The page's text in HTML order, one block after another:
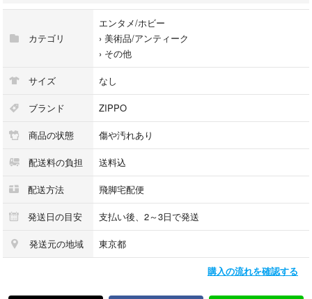
□□□ 状態ランクについて □□□
【S】 未使用品（展示品など）
【A】 傷汚れが少なく状態の良い商品
【B】 程よい使用感や多少の傷、汚れはあるが程度良好の商品
【C】 使用感の他、目立つ傷や汚れが見れる商品
【D】 かなり大きな痛みがある難あり商品
※記載させていただきました状態説明・ランクは、あくまで弊社基準にて
判断したものとなります。
その為、個人差による主観の差が生じる場合も御座いますので、あらかじ
pleasure（株式会社peace）が販売しています。
出品中の商品につきましては全て正規品(本物）でございます。
（古物許可証第305521507463東京都公安委員会）
カテゴリ
エンタメ/ホビー
› 美術品/アンティーク
› その他
サイズ なし
ブランド ZIPPO
商品の状態 傷や汚れあり
配送料の負担 送料込
配送方法 飛脚宅配便
発送日の目安 支払い後、2～3日で発送
発送元の地域 東京都
購入の流れを確認する